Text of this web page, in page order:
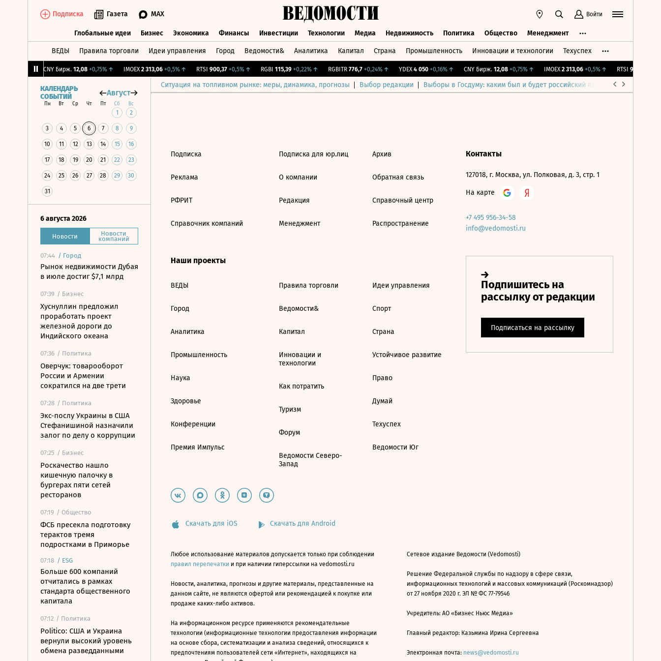
Подписка Газета MAX Войти
Глобальные идеи Бизнес Экономика Финансы Инвестиции Технологии Медиа Недвижимость Политика Общество Менеджмент
ВЕДЫ Правила торговли Идеи управления Город Ведомости& Аналитика Капитал Страна Промышленность Инновации и технологии Техуспех
CNY Бирж. 12,08 +0,75%↑ IMOEX 2 313,06 +0,5%↑ RTSI 900,37 +0,5%↑ RGBI 115,39 +0,22%↑ RGBITR 776,7 +0,24%↑ YDEX 4 050 +0,16%↑ CNY Бирж. 12,08 +0,75%↑ IMOEX 2 313,06 +0,5%↑ RTSI 900,37
Ситуация на топливном рынке: меры, динамика, прогнозы Выбор редакции Выборы в Госдуму: каким был и будет российский парламент
КАЛЕНДАРЬ
СОБЫТИЙ
Август
Пн Вт Ср Чт Пт Сб Вс
1 2
3 4 5 6 7 8 9
10 11 12 13 14 15 16
17 18 19 20 21 22 23
24 25 26 27 28 29 30
31
6 августа 2026
Новости Новости
компаний
07:44 / Город
Рынок недвижимости Дубая
в июле достиг $7,1 млрд
07:39 / Бизнес
Хуснуллин предложил
проработать проект
железной дороги до
Индийского океана
07:36 / Политика
Оверчук: товарооборот
России и Армении
сократился на две трети
07:28 / Политика
Экс-послу Украины в США
Стефанишиной назначили
залог по делу о коррупции
07:25 / Бизнес
Роскачество нашло
кишечную палочку в
бургерах пяти сетей
ресторанов
07:19 / Общество
ФСБ пресекла подготовку
терактов тремя
подростками в Приморье
07:18 / ESG
Больше 600 компаний
отчитались в рамках
стандарта общественного
капитала
07:12 / Политика
Politico: США и Украина
вернули высокий уровень
обмена разведданными
Подписка
Реклама
РФРИТ
Справочник компаний
Подписка для юр.лиц
О компании
Редакция
Менеджмент
Архив
Обратная связь
Справочный центр
Распространение
Наши проекты
ВЕДЫ
Город
Аналитика
Промышленность
Наука
Здоровье
Конференции
Премия Импульс
Правила торговли
Ведомости&
Капитал
Инновации и
технологии
Как потратить
Туризм
Форум
Ведомости Северо-
Запад
Идеи управления
Спорт
Страна
Устойчивое развитие
Право
Думай
Техуспех
Ведомости Юг
Контакты
127018, г. Москва, ул. Полковая, д. 3, стр. 1
На карте
+7 495 956-34-58
info@vedomosti.ru
Скачать для iOS Скачать для Android
Любое использование материалов допускается только при соблюдении
правил перепечатки и при наличии гиперссылки на vedomosti.ru
Новости, аналитика, прогнозы и другие материалы, представленные на
данном сайте, не являются офертой или рекомендацией к покупке или
продаже каких-либо активов.
На информационном ресурсе применяются рекомендательные
технологии (информационные технологии предоставления информации
на основе сбора, систематизации и анализа сведений, относящихся к
предпочтениям пользователей сети «Интернет», находящихся на
Сетевое издание Ведомости (Vedomosti)
Решение Федеральной службы по надзору в сфере связи,
информационных технологий и массовых коммуникаций (Роскомнадзор)
от 27 ноября 2020 г. ЭЛ № ФС 77-79546
Учредитель: АО «Бизнес Ньюс Медиа»
Главный редактор: Казьмина Ирина Сергеевна
Электронная почта: news@vedomosti.ru